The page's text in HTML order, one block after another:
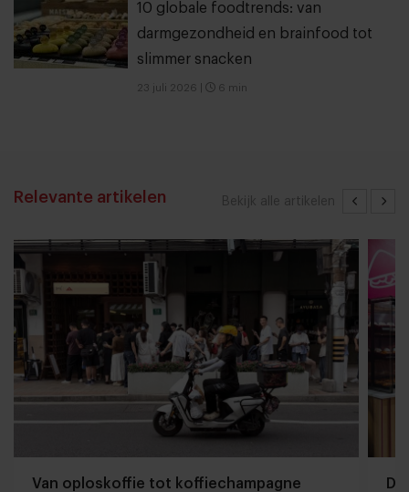
10 globale foodtrends: van
darmgezondheid en brainfood tot
slimmer snacken
23 juli 2026 6 min
Bekijk alle artikelen
Relevante artikelen
Van oploskoffie tot koffiechampagne